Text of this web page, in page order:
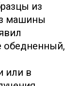
из
машины
обедненный,
или в